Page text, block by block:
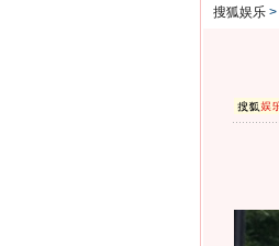
搜狐娱乐 >